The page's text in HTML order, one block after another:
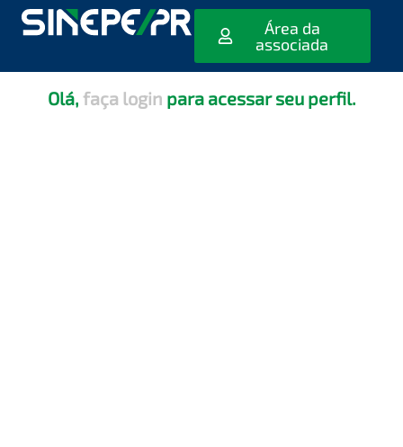
Área da
associada
[editar_escola_usuario]
Olá, faça login para acessar seu perfil.